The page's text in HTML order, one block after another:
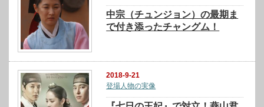
中宗（チュンジョン）の最期ま
で付き添ったチャングム！
2018-9-21
登場人物の実像